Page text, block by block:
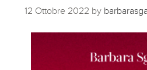
12 Ottobre 2022 by